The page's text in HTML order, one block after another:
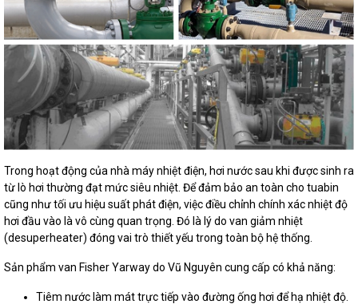
Trong hoạt động của nhà máy nhiệt điện, hơi nước sau khi được sinh ra
từ lò hơi thường đạt mức siêu nhiệt. Để đảm bảo an toàn cho tuabin
cũng như tối ưu hiệu suất phát điện, việc điều chỉnh chính xác nhiệt độ
hơi đầu vào là vô cùng quan trọng. Đó là lý do van giảm nhiệt
(desuperheater) đóng vai trò thiết yếu trong toàn bộ hệ thống.
Sản phẩm van Fisher Yarway do Vũ Nguyên cung cấp có khả năng:
Tiêm nước làm mát trực tiếp vào đường ống hơi để hạ nhiệt độ.